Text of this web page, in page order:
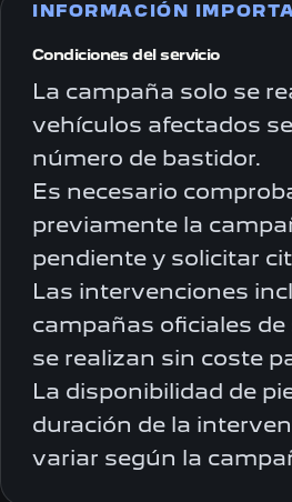
INFORMACIÓN
Condiciones del servicio
La campaña solo se
vehículos afectados
número de bastidor.
Es necesario
previamente la
pendiente y solicitar
Las intervenciones
campañas oficiales
se realizan sin coste
La disponibilidad de
duración de la
variar según la